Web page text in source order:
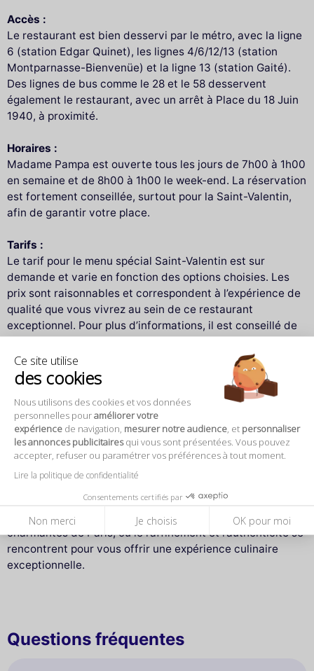
Ce site utilise
des cookies
Nous utilisons des cookies et vos données
personnelles pouraméliorer votre
expérience de navigation, mesurer notre audience , et personnaliser
les annonces publicitairesqui vous sont présentées. Vous pouvez
accepter, refuser ou paramétrer vos préférences à tout moment.
Lire la politique de confidentialité
Consentements certifiés par
Non merci Je choisis OK pour moi
Accès :
Le restaurant est bien desservi par le métro, avec la ligne
6 (station Edgar Quinet), les lignes 4/6/12/13 (station
Montparnasse-Bienvenüe) et la ligne 13 (station Gaité).
Des lignes de bus comme le 28 et le 58 desservent
également le restaurant, avec un arrêt à Place du 18 Juin
1940, à proximité.
Horaires :
Madame Pampa est ouverte tous les jours de 7h00 à 1h00
en semaine et de 8h00 à 1h00 le week-end. La réservation
est fortement conseillée, surtout pour la Saint-Valentin,
afin de garantir votre place.
Tarifs :
Le tarif pour le menu spécial Saint-Valentin est sur
demande et varie en fonction des options choisies. Les
prix sont raisonnables et correspondent à l’expérience de
qualité que vous vivrez au sein de ce restaurant
exceptionnel. Pour plus d’informations, il est conseillé de
contacter directement le restaurant ou de consulter leur
site pour connaître les détails.
Réservez dès maintenant votre table chez Madame
Pampa pour la Saint-Valentin 2025 et vivez une soirée
romantique dans un cadre idyllique. Entre la gastronomie
fine, l’ambiance intime et l’accueil chaleureux, chaque
détail est pensé pour faire de cette Saint-Valentin un
moment inoubliable. Ne manquez pas l’opportunité de
célébrer l’amour dans l’une des brasseries les plus
charmantes de Paris, où le raffinement et l’authenticité se
rencontrent pour vous offrir une expérience culinaire
exceptionnelle.
Questions fréquentes